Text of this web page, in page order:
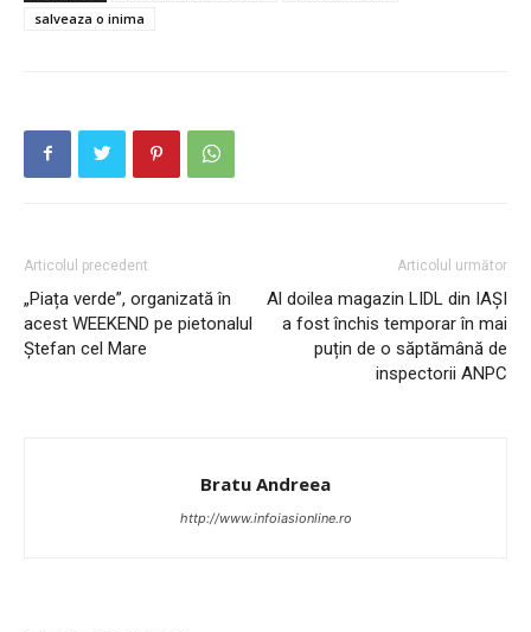
salveaza o inima
Articolul precedent
„Piața verde”, organizată în
acest WEEKEND pe pietonalul
Ștefan cel Mare
Articolul următor
Al doilea magazin LIDL din IAȘI
a fost închis temporar în mai
puțin de o săptămână de
inspectorii ANPC
Bratu Andreea
http://www.infoiasionline.ro